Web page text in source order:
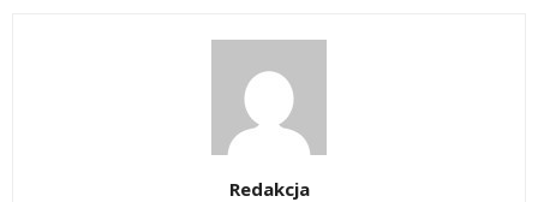
Redakcja